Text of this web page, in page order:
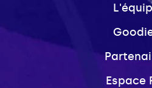
Espace